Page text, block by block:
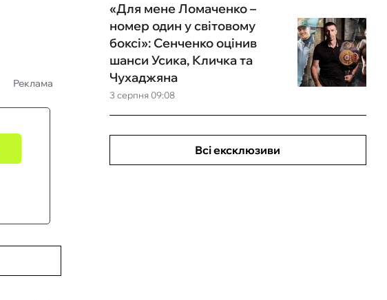
Реклама
3 серпня 09:08
«Для мене Ломаченко –
номер один у світовому
боксі»: Сенченко оцінив
шанси Усика, Кличка та
Чухаджяна
Всі ексклюзиви